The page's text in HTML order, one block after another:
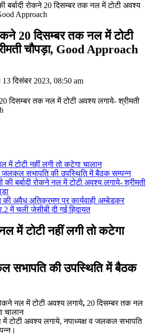
बर्बादी रोकने 20 दिसम्बर तक नल में टोटी अवश्य
Approach
20 दिसम्बर तक नल में टोटी
चौपड़ा, Good Approach
13 दिसंबर 2023, 08:50 am
में टोटी नहीं लगी तो कटेगा चालान
जलकल सभापति की उपस्थिति में बैठक सम्पन्न
की बर्बादी रोकने नल में टोटी अवश्य लगाये- श्रीमती
की अवैध अतिक्रमण पर कार्यवाही अम्बेडकर
में चली जेसीबी दी गई हिदायत
में टोटी नहीं लगी तो कटेगा
सभापति की उपस्थिति में बैठक
रोकने नल में टोटी अवश्य लगाये, 20 दिसम्बर तक नल
चालान
में टोटी अवश्य लगाये, नपाध्यक्ष व जलकल सभापति